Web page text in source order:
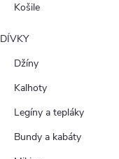
Košile
DÍVKY
Džíny
Kalhoty
Legíny a tepláky
Bundy a kabáty